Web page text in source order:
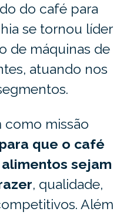
do café para
se tornou líder
de máquinas de
atuando nos
como missão
que o café
sejam
, qualidade,
Além